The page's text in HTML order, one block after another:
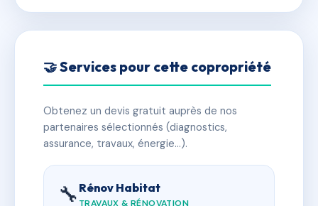
🤝 Services pour cette copropriété
Obtenez un devis gratuit auprès de nos
partenaires sélectionnés (diagnostics,
assurance, travaux, énergie…).
🔧 Rénov Habitat
TRAVAUX & RÉNOVATION